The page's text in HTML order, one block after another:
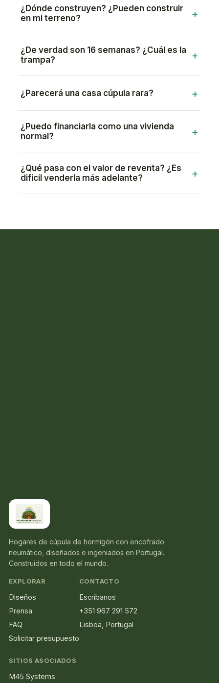
¿Dónde construyen? ¿Pueden construir
en mi terreno?
¿De verdad son 16 semanas? ¿Cuál es la
trampa?
¿Parecerá una casa cúpula rara?
¿Puedo financiarla como una vivienda
normal?
¿Qué pasa con el valor de reventa? ¿Es
difícil venderla más adelante?
Hogares de cúpula de hormigón con encofrado
neumático, diseñados e ingeniados en Portugal.
Construidos en todo el mundo.
EXPLORAR
Diseños
Prensa
FAQ
Solicitar presupuesto
CONTACTO
Escríbanos
+351 967 291 572
Lisboa, Portugal
SITIOS ASOCIADOS
M45 Systems